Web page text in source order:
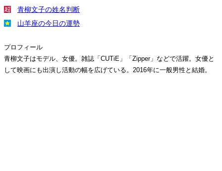
青柳文子の姓名判断
山羊座の今日の運勢
プロフィール
青柳文子はモデル、女優。雑誌「CUTiE」「Zipper」などで活躍。女優と
して映画にも出演し活動の幅を広げている。2016年に一般男性と結婚。